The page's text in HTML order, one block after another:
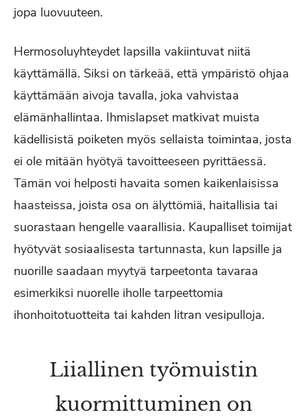
jopa luovuuteen.
Hermosoluyhteydet lapsilla vakiintuvat niitä
käyttämällä. Siksi on tärkeää, että ympäristö ohjaa
käyttämään aivoja tavalla, joka vahvistaa
elämänhallintaa. Ihmislapset matkivat muista
kädellisistä poiketen myös sellaista toimintaa, josta
ei ole mitään hyötyä tavoitteeseen pyrittäessä.
Tämän voi helposti havaita somen kaikenlaisissa
haasteissa, joista osa on älyttömiä, haitallisia tai
suorastaan hengelle vaarallisia. Kaupalliset toimijat
hyötyvät sosiaalisesta tartunnasta, kun lapsille ja
nuorille saadaan myytyä tarpeetonta tavaraa
esimerkiksi nuorelle iholle tarpeettomia
ihonhoitotuotteita tai kahden litran vesipulloja.
Liiallinen työmuistin
kuormittuminen on